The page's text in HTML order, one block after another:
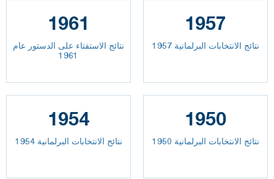
1961
نتائج الاستفتاء على الدستور عام
1961
1957
نتائج الانتخابات البرلمانية 1957
1954
نتائج الانتخابات البرلمانية 1954
1950
نتائج الانتخابات البرلمانية 1950